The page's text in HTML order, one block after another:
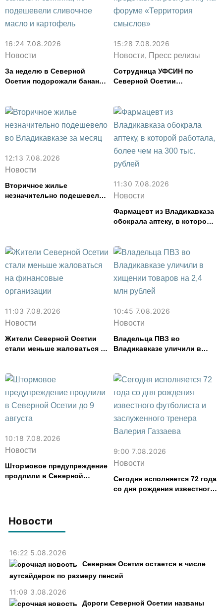
Новости
16:22 5.08.2026
Северная Осетия остается в числе
аутсайдеров по размеру пенсий
11:09 3.08.2026
Дороги Северной Осетии названы
16:24 7.08.2026
Новости
За неделю в Северной
Осетии подорожали бананы
картофель
15:28 7.08.2026
Новости, Пресс релизы
Сотрудница УФСИН по
Северной Осетии
смыслов»
12:13 7.08.2026
Новости
Вторичное жилье
незначительно подешевело
11:30 7.08.2026
Новости
Фармацевт из Владикавказа
обокрала аптеку, в которой
11:03 7.08.2026
Новости
Жители Северной Осетии
стали меньше жаловаться на
10:45 7.08.2026
Новости
Владельца ПВЗ во
Владикавказе уличили в
10:18 7.08.2026
Новости
Штормовое предупреждение
продлили в Северной
9:00 7.08.2026
Новости
Сегодня исполняется 72 года
со дня рождения известного